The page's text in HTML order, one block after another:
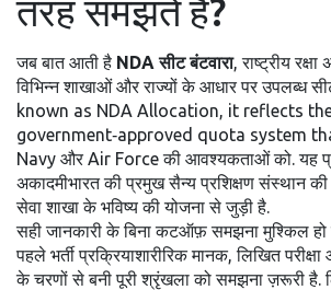
तरह समझते हैं?
जब बात आती है NDA सीट बंटवारा,राष्ट्रीय
विभिन्न शाखाओं और राज्यों के आधार पर उपलब्ध
known as NDA Allocation, it reflects
government‑approved quota system
Navy और Air Force की आवश्यकताओं को.यह
अकादमीभारत की प्रमुख सैन्य प्रशिक्षण संस्थानकी
सेवा शाखा के भविष्य की योजना से जुड़ी है.
सही जानकारी के बिना कटऑफ़ समझना मुश्किल
पहले भर्ती प्रक्रियाशारीरिक मानक, लिखित
के चरणों से बनी पूरी श्रृंखलाको समझना ज़रूरी है.